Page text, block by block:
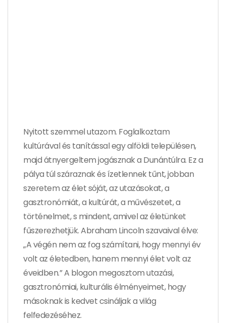
Nyitott szemmel utazom. Foglalkoztam
kultúrával és tanítással egy alföldi településen,
majd átnyergeltem jogásznak a Dunántúlra. Ez a
pálya túl száraznak és ízetlennek tűnt, jobban
szeretem az élet sóját, az utazásokat, a
gasztronómiát, a kultúrát, a művészetet, a
történelmet, s mindent, amivel az életünket
fűszerezhetjük. Abraham Lincoln szavaival élve:
„A végén nem az fog számítani, hogy mennyi év
volt az életedben, hanem mennyi élet volt az
éveidben.” A blogon megosztom utazási,
gasztronómiai, kulturális élményeimet, hogy
másoknak is kedvet csináljak a világ
felfedezéséhez.